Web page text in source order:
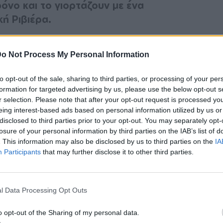
Not Process My Personal Information
opt-out of the sale, sharing to third parties, or processing of your
for targeted advertising by us, please use the below opt-out
selection. Please note that after your opt-out request is processed
interest-based ads based on personal information utilized by us
to third parties prior to your opt-out. You may separately
of your personal information by third parties on the IAB’s list of
This information may also be disclosed by us to third parties on the
Participants that may further disclose it to other third parties.
Data Processing Opt Outs
opt-out of the Sharing of my personal data.
και το γιορτάζουν με ένα
Ριβιέρα.
ποτέ τον έρωτά της μακριά από τα
ανεβάσει και άλλες φορές φωτογραφίες με
ωστόσο είναι από τις πιο όμορφες.
με μαγιό από το Μόντε Κάρλο.